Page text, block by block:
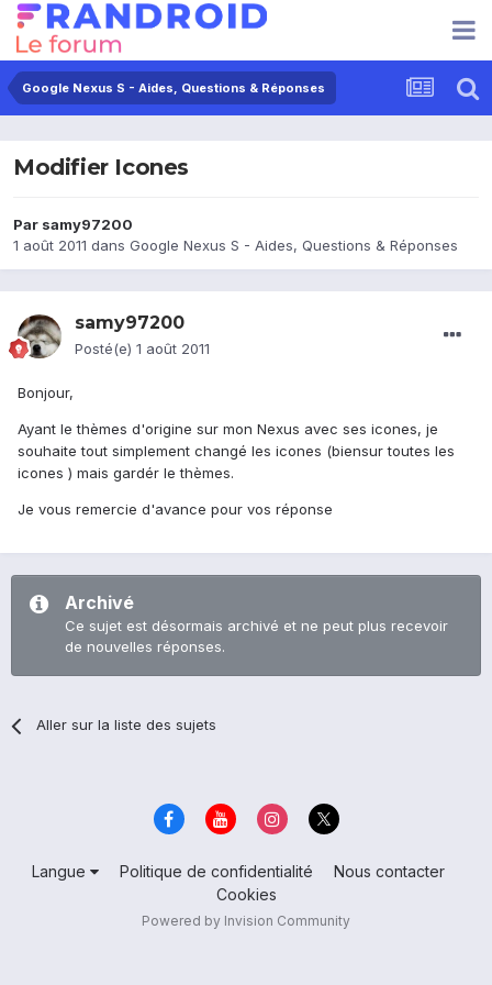
Google Nexus S - Aides, Questions & Réponses
Modifier Icones
Par samy97200
1 août 2011 dans Google Nexus S - Aides, Questions & Réponses
samy97200
Posté(e) 1 août 2011
Bonjour,
Ayant le thèmes d'origine sur mon Nexus avec ses icones, je
souhaite tout simplement changé les icones (biensur toutes les
icones ) mais gardér le thèmes.
Je vous remercie d'avance pour vos réponse
Archivé
Ce sujet est désormais archivé et ne peut plus recevoir
de nouvelles réponses.
Aller sur la liste des sujets
Langue Politique de confidentialité
Nous contacter
Cookies
Powered by Invision Community